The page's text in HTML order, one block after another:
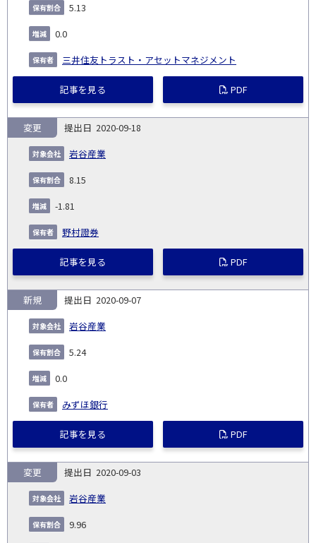
5.13
0.0
三井住友トラスト・アセットマネジメント
記事を見る PDF
2020-09-18
岩谷産業
変更
8.15
-1.81
野村證券
記事を見る PDF
2020-09-07
岩谷産業
新規
5.24
0.0
みずほ銀行
記事を見る PDF
2020-09-03
岩谷産業
変更
9.96